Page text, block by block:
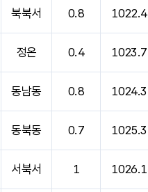
북북서 0.8 1022.4
정온 0.4 1023.7
동남동 0.8 1024.3
동북동 0.7 1025.3
서북서 1 1026.1